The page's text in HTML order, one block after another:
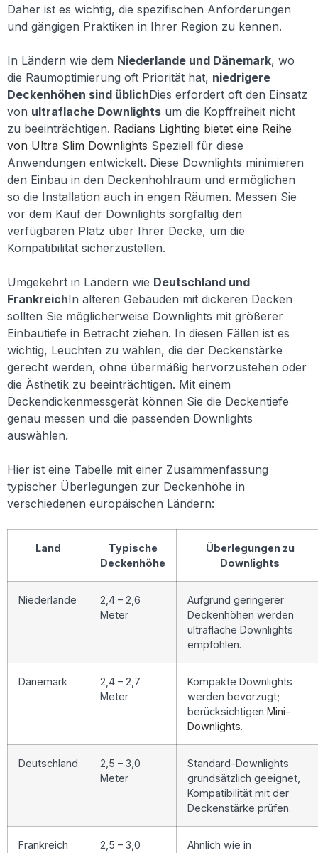
Daher ist es wichtig, die spezifischen Anforderungen
und gängigen Praktiken in Ihrer Region zu kennen.
In Ländern wie dem Niederlande und Dänemark, wo
die Raumoptimierung oft Priorität hat, niedrigere
Deckenhöhen sind üblichDies erfordert oft den Einsatz
von ultraflache Downlights um die Kopffreiheit nicht
zu beeinträchtigen. Radians Lighting bietet eine Reihe
von Ultra Slim Downlights Speziell für diese
Anwendungen entwickelt. Diese Downlights minimieren
den Einbau in den Deckenhohlraum und ermöglichen
so die Installation auch in engen Räumen. Messen Sie
vor dem Kauf der Downlights sorgfältig den
verfügbaren Platz über Ihrer Decke, um die
Kompatibilität sicherzustellen.
Umgekehrt in Ländern wie Deutschland und
FrankreichIn älteren Gebäuden mit dickeren Decken
sollten Sie möglicherweise Downlights mit größerer
Einbautiefe in Betracht ziehen. In diesen Fällen ist es
wichtig, Leuchten zu wählen, die der Deckenstärke
gerecht werden, ohne übermäßig hervorzustehen oder
die Ästhetik zu beeinträchtigen. Mit einem
Deckendickenmessgerät können Sie die Deckentiefe
genau messen und die passenden Downlights
auswählen.
Hier ist eine Tabelle mit einer Zusammenfassung
typischer Überlegungen zur Deckenhöhe in
verschiedenen europäischen Ländern:
Land
Typische
Deckenhöhe
Überlegungen zu
Downlights
Niederlande
2,4 – 2,6
Meter
Aufgrund geringerer
Deckenhöhen werden
ultraflache Downlights
empfohlen.
Dänemark
2,4 – 2,7
Meter
Kompakte Downlights
werden bevorzugt;
berücksichtigen Mini-
Downlights.
Deutschland
2,5 – 3,0
Meter
Standard-Downlights
grundsätzlich geeignet,
Kompatibilität mit der
Deckenstärke prüfen.
Frankreich
2,5 – 3,0
Ähnlich wie in